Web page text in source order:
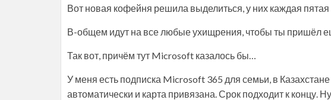
Вот новая кофейня решила выделиться, у них каждая
В-общем идут на все любые ухищрения, чтобы ты пришёл
Так вот, причём тут Microsoft казалось бы…
У меня есть подписка Microsoft 365 для семьи, в Казахстане
автоматически и карта привязана. Срок подходит к концу.